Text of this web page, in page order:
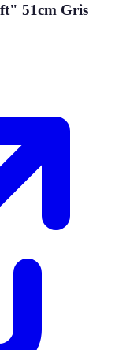
51cm Gris